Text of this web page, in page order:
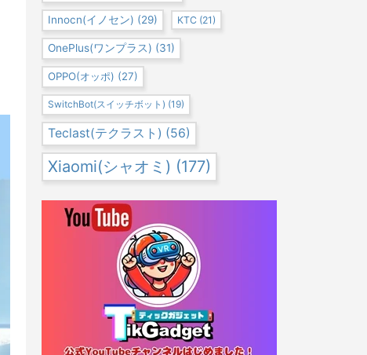
Innocn(イノセン) (29) KTC (21)
OnePlus(ワンプラス) (31)
OPPO(オッポ) (27)
SwitchBot(スイッチボット) (19)
Teclast(テクラスト) (56)
Xiaomi(シャオミ) (177)